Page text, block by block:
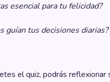
esencial para tu felicidad?
guían tus decisiones diarias?
el quiz, podrás